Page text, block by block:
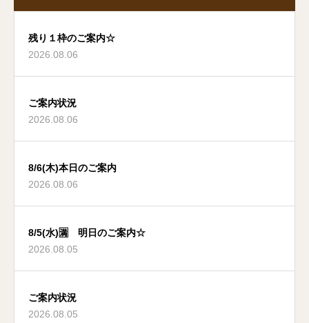
残り１枠のご案内☆
2026.08.06
ご案内状況
2026.08.06
8/6(木)本日のご案内
2026.08.06
8/5(水)🈵 明日のご案内☆
2026.08.05
ご案内状況
2026.08.05